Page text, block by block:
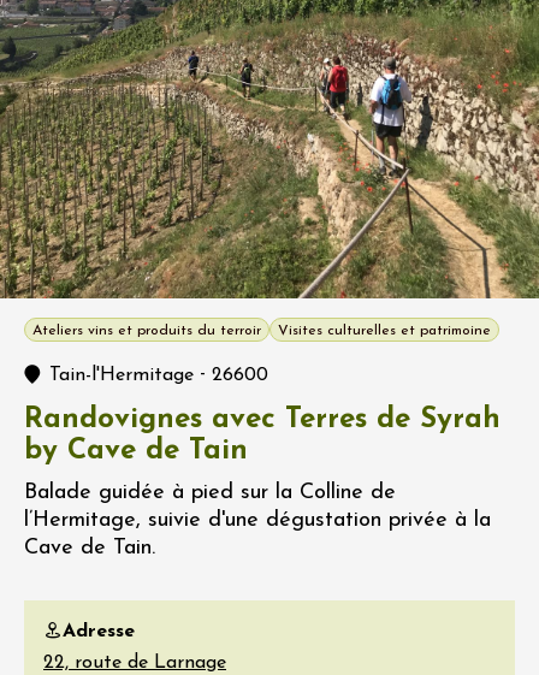
Ateliers vins et produits du terroir Visites culturelles et patrimoine
Tain-l'Hermitage - 26600
Randovignes avec Terres de Syrah
by Cave de Tain
Balade guidée à pied sur la Colline de
l’Hermitage, suivie d'une dégustation privée à la
Cave de Tain.
Adresse
22, route de Larnage